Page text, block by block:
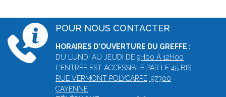
POUR NOUS CONTACTER
HORAIRES D'OUVERTURE DU GREFFE :
DU LUNDI AU JEUDI DE 9H00 À 12H00
L'ENTRÉE EST ACCESSIBLE PAR LE 45 BIS
RUE VERMONT POLYCARPE, 97300
CAYENNE